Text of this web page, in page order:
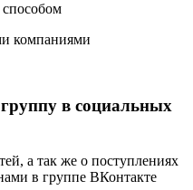
компаниями
в социальных
а так же о поступлениях
в группе ВКонтакте